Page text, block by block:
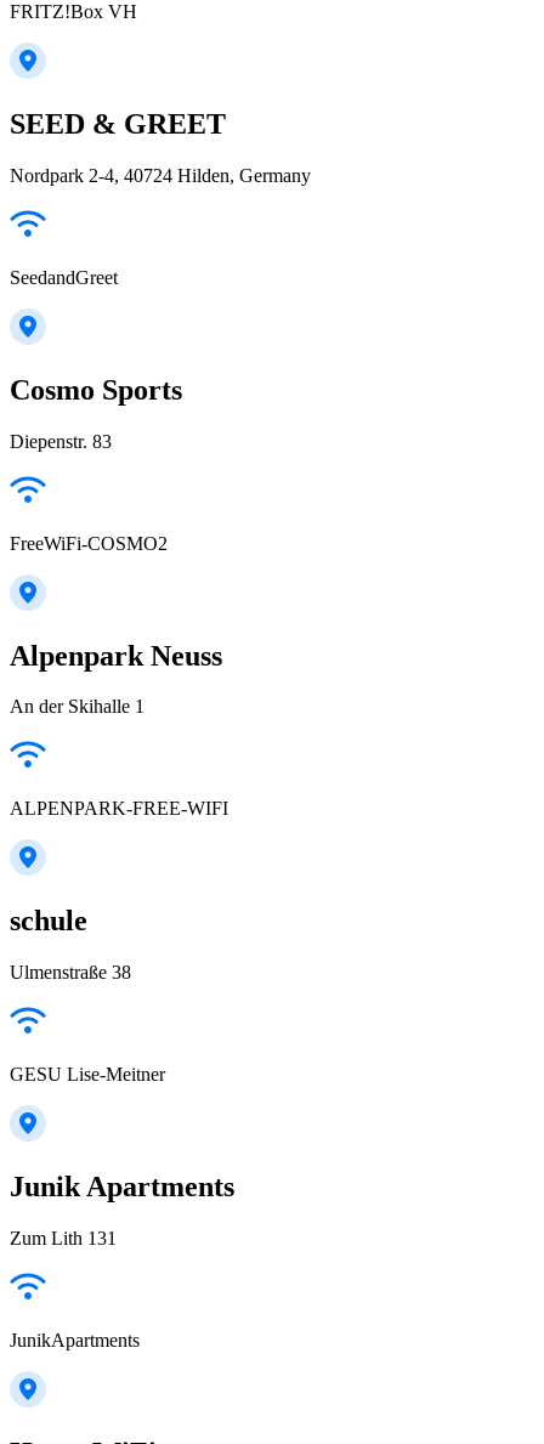
FRITZ!Box VH
SEED & GREET
Nordpark 2-4, 40724 Hilden, Germany
SeedandGreet
Cosmo Sports
Diepenstr. 83
FreeWiFi-COSMO2
Alpenpark Neuss
An der Skihalle 1
ALPENPARK-FREE-WIFI
schule
Ulmenstraße 38
GESU Lise-Meitner
Junik Apartments
Zum Lith 131
JunikApartments